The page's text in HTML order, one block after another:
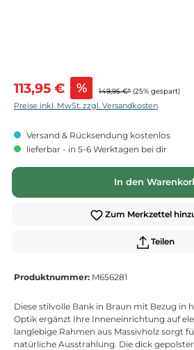
Verkaufspreis:
113,95 € % 149,95 €* (25% gespart)
Preise inkl. MwSt. zzgl. Versandkosten
Versand & Rücksendung kostenlos
lieferbar - in 5-6 Werktagen bei dir
In den
Zum Merkzettel
Teilen
Produktnummer: M656281
Diese stilvolle Bank in Braun mit Bezug in
Optik ergänzt Ihre Inneneinrichtung auf
langlebige Rahmen aus Massivholz sorgt
natürliche Ausstrahlung. Die dick